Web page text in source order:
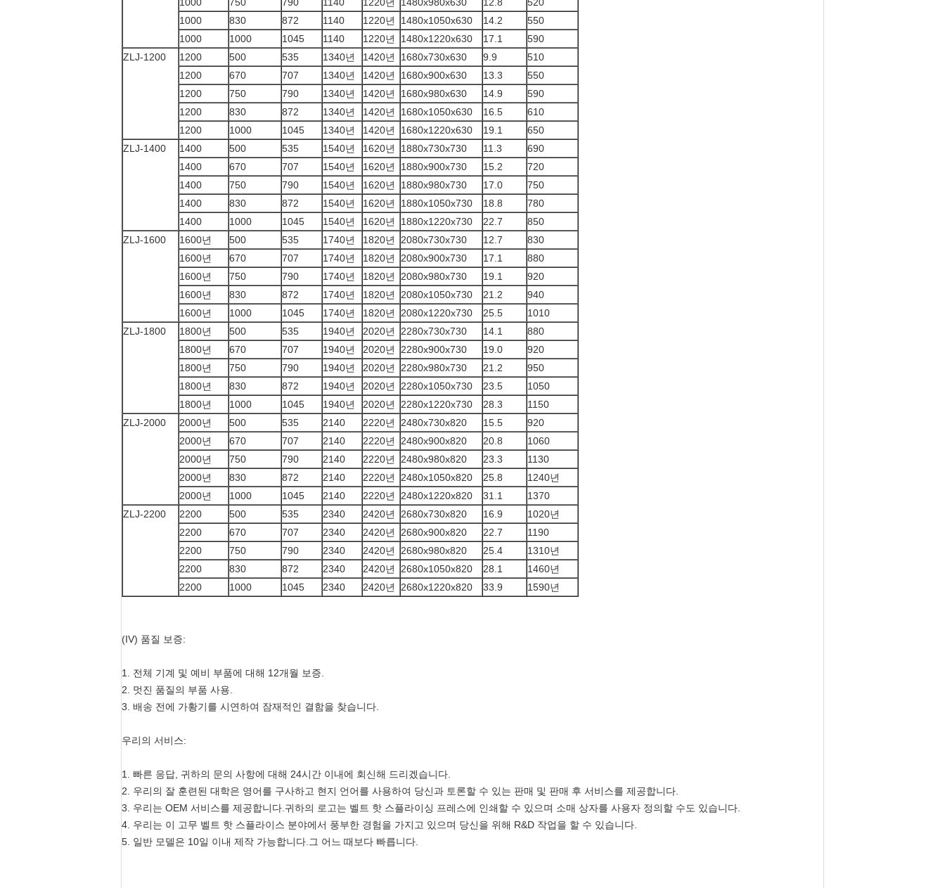
1000
830 872 1140 1220년 1480x1050x630 14.2
550
1000
1000 1045 1140 1220년 1480x1220x630 17.1
590
ZLJ-1200
1200 500 535 1340년 1420년 1680x730x630 9.9
510
1200
670 707 1340년 1420년 1680x900x630 13.3
550
1200
750 790 1340년 1420년 1680x980x630 14.9
590
1200
830 872 1340년 1420년 1680x1050x630 16.5
610
1200
1000 1045 1340년 1420년 1680x1220x630 19.1
650
ZLJ-1400
1400 500 535 1540년 1620년 1880x730x730 11.3
690
1400
670 707 1540년 1620년 1880x900x730 15.2
720
1400
750 790 1540년 1620년 1880x980x730 17.0
750
1400
830 872 1540년 1620년 1880x1050x730 18.8
780
1400
1000 1045 1540년 1620년 1880x1220x730 22.7
850
ZLJ-1600
1600년 500 535 1740년 1820년 2080x730x730 12.7
830
1600년
670 707 1740년 1820년 2080x900x730 17.1
880
1600년
750 790 1740년 1820년 2080x980x730 19.1
920
1600년
830 872 1740년 1820년 2080x1050x730 21.2
940
1600년
1000 1045 1740년 1820년 2080x1220x730 25.5
1010
ZLJ-1800
1800년 500 535 1940년 2020년 2280x730x730 14.1
880
1800년
670 707 1940년 2020년 2280x900x730 19.0
920
1800년
750 790 1940년 2020년 2280x980x730 21.2
950
1800년
830 872 1940년 2020년 2280x1050x730 23.5
1050
1800년
1000 1045 1940년 2020년 2280x1220x730 28.3
1150
ZLJ-2000
2000년 500 535 2140 2220년 2480x730x820 15.5
920
2000년
670 707 2140 2220년 2480x900x820 20.8
1060
2000년
750 790 2140 2220년 2480x980x820 23.3
1130
2000년
830 872 2140 2220년 2480x1050x820 25.8
1240년
2000년
1000 1045 2140 2220년 2480x1220x820 31.1
1370
ZLJ-2200
2200 500 535 2340 2420년 2680x730x820 16.9
1020년
2200
670 707 2340 2420년 2680x900x820 22.7
1190
2200
750 790 2340 2420년 2680x980x820 25.4
1310년
2200
830 872 2340 2420년 2680x1050x820 28.1
1460년
2200
1000 1045 2340 2420년 2680x1220x820 33.9 1590년
(IV) 품질 보증:
1. 전체 기계 및 예비 부품에 대해 12개월 보증.
2. 멋진 품질의 부품 사용.
3. 배송 전에 가황기를 시연하여 잠재적인 결함을 찾습니다.
우리의 서비스:
1. 빠른 응답, 귀하의 문의 사항에 대해 24시간 이내에 회신해 드리겠습니다.
2. 우리의 잘 훈련된 대학은 영어를 구사하고 현지 언어를 사용하여 당신과 토론할 수 있는 판매 및 판매 후 서비스를 제공합니다.
3. 우리는 OEM 서비스를 제공합니다.귀하의 로고는 벨트 핫 스플라이싱 프레스에 인쇄할 수 있으며 소매 상자를 사용자 정의할 수도 있습니다.
4. 우리는 이 고무 벨트 핫 스플라이스 분야에서 풍부한 경험을 가지고 있으며 당신을 위해 R&D 작업을 할 수 있습니다.
5. 일반 모델은 10일 이내 제작 가능합니다.그 어느 때보다 빠릅니다.